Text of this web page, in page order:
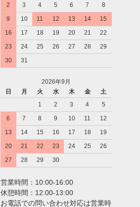
2
3 4 5 6 7
8
9
10 11 12 13 14
15
16
17 18 19 20 21
22
23
24 25 26 27 28
29
30
31
2026年9月
日
月 火 水 木 金
土
1
2 3 4
5
6
7 8 9 10 11
12
13
14 15 16 17 18
19
20
21 22 23 24 25
26
27
28 29 30
営業時間：10:00-16:00
休憩時間：12:00-13:00
お電話での問い合わせ対応は営業時